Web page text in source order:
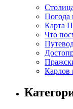
Погода
Карта
Что
Карлов